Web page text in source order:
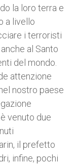
la loro terra e
a livello
i terroristi
al Santo
del mondo.
attenzione
nostro paese
venuto due
il prefetto
infine, pochi